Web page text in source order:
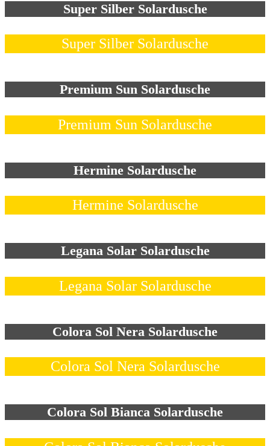
Super Silber Solardusche
Super Silber Solardusche
Premium Sun Solardusche
Premium Sun Solardusche
Hermine Solardusche
Hermine Solardusche
Legana Solar Solardusche
Legana Solar Solardusche
Colora Sol Nera Solardusche
Colora Sol Nera Solardusche
Colora Sol Bianca Solardusche